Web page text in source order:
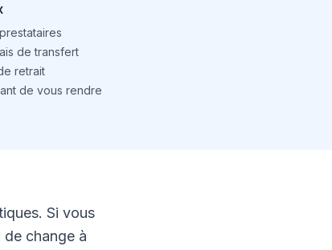
de transfert
retrait
de vous rendre
Si vous
change à